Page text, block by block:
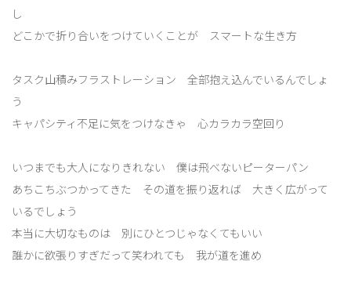
し
どこかで折り合いをつけていくことが スマートな生き方
タスク山積みフラストレーション 全部抱え込んでいるんでしょ
う
キャパシティ不足に気をつけなきゃ 心カラカラ空回り
いつまでも大人になりきれない 僕は飛べないピーターパン
あちこちぶつかってきた その道を振り返れば 大きく広がって
いるでしょう
本当に大切なものは 別にひとつじゃなくてもいい
誰かに欲張りすぎだって笑われても 我が道を進め